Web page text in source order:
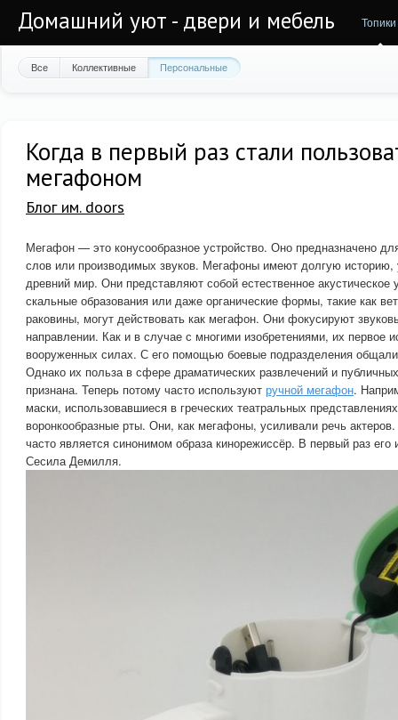
Домашний уют - двери и мебель Топики
Все Коллективные Персональные
Когда в первый раз стали
мегафоном
Блог им. doors
Мегафон — это конусообразное устройство. Оно предназначено
слов или производимых звуков. Мегафоны имеют долгую
древний мир. Они представляют собой естественное
скальные образования или даже органические формы, такие как
раковины, могут действовать как мегафон. Они фокусируют
направлении. Как и в случае с многими изобретениями, их первое
вооруженных силах. С его помощью боевые подразделения
Однако их польза в сфере драматических развлечений и
признана. Теперь потому часто используют ручной мегафон.
маски, использовавшиеся в греческих театральных
воронкообразные рты. Они, как мегафоны, усиливали речь
часто является синонимом образа кинорежиссёр. В первый раз
Сесила Демилля.